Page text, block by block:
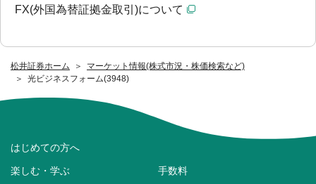
松井証券ホーム
マーケット情報(株式市況・株価検索など)
光ビジネスフォーム(3948)
FX(外国為替証拠金取引)について
はじめての方へ
楽しむ・学ぶ 手数料